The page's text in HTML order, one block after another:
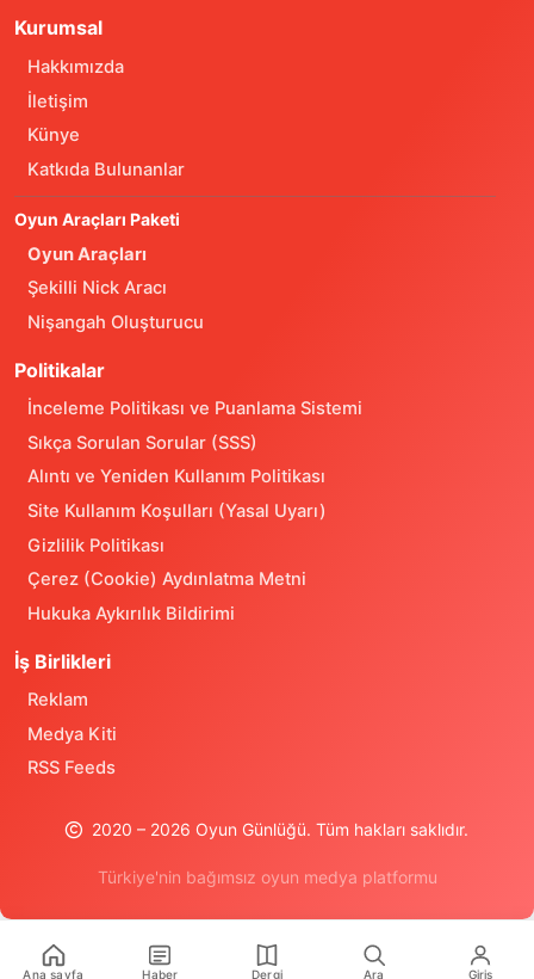
Kurumsal
Hakkımızda
İletişim
Künye
Katkıda Bulunanlar
Oyun Araçları Paketi
Oyun Araçları
Şekilli Nick Aracı
Nişangah Oluşturucu
Politikalar
İnceleme Politikası ve Puanlama Sistemi
Sıkça Sorulan Sorular (SSS)
Alıntı ve Yeniden Kullanım Politikası
Site Kullanım Koşulları (Yasal Uyarı)
Gizlilik Politikası
Çerez (Cookie) Aydınlatma Metni
Hukuka Aykırılık Bildirimi
İş Birlikleri
Reklam
Medya Kiti
RSS Feeds
2020 – 2026 Oyun Günlüğü. Tüm hakları saklıdır.
Türkiye'nin bağımsız oyun medya platformu
Ana sayfa Haber Dergi Ara Giriş